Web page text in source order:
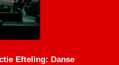
Efteling: Danse